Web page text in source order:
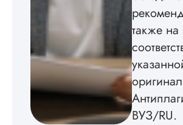
также на
ВУЗ/RU.